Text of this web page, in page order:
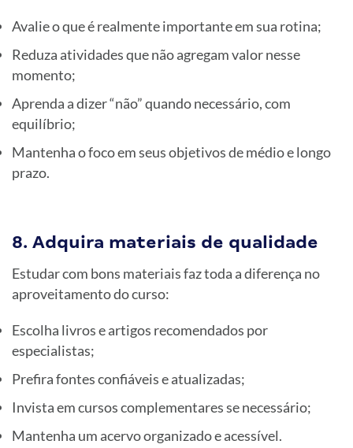
Avalie o que é realmente importante em sua rotina;
Reduza atividades que não agregam valor nesse
momento;
Aprenda a dizer “não” quando necessário, com
equilíbrio;
Mantenha o foco em seus objetivos de médio e longo
prazo.
8. Adquira materiais de qualidade
Estudar com bons materiais faz toda a diferença no
aproveitamento do curso:
Escolha livros e artigos recomendados por
especialistas;
Prefira fontes confiáveis e atualizadas;
Invista em cursos complementares se necessário;
Mantenha um acervo organizado e acessível.